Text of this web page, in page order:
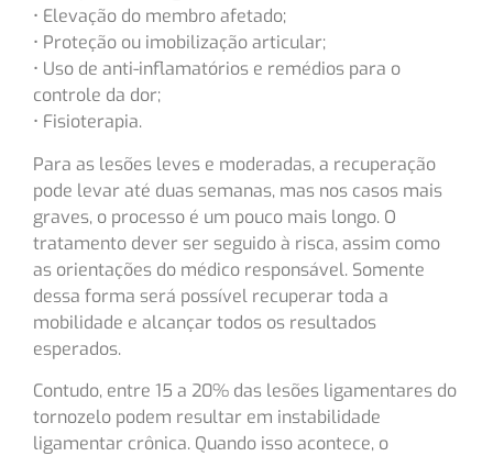
• Elevação do membro afetado;
• Proteção ou imobilização articular;
• Uso de anti-inflamatórios e remédios para o
controle da dor;
• Fisioterapia.
Para as lesões leves e moderadas, a recuperação
pode levar até duas semanas, mas nos casos mais
graves, o processo é um pouco mais longo. O
tratamento dever ser seguido à risca, assim como
as orientações do médico responsável. Somente
dessa forma será possível recuperar toda a
mobilidade e alcançar todos os resultados
esperados.
Contudo, entre 15 a 20% das lesões ligamentares do
tornozelo podem resultar em instabilidade
ligamentar crônica. Quando isso acontece, o